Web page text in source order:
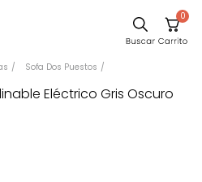
0
Sofa Dos Puestos
Eléctrico Gris Oscuro